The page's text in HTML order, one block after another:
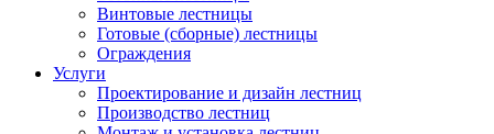
Винтовые лестницы
Готовые (сборные) лестницы
Ограждения
Услуги
Проектирование и дизайн лестниц
Производство лестниц